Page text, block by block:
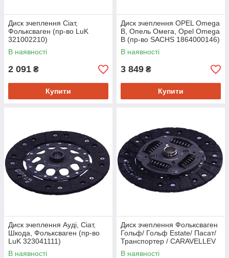
Диск зчеплення Сіат,
Фольксваген (пр-во LuK
321002210)
В наявності
2 091 ₴
Купити
Диск зчеплення OPEL Omega
B, Опель Омега, Opel Omega
B (пр-во SACHS 1864000146)
В наявності
3 849 ₴
Купити
Диск зчеплення Ауді, Сіат,
Шкода, Фольксваген (пр-во
LuK 323041111)
В наявності
Диск зчеплення Фольксваген
Гольф/ Гольф Estate/ Пасат/
Транспортер / CARAVELLEV
(пр-во LuK 322014711)
В наявності